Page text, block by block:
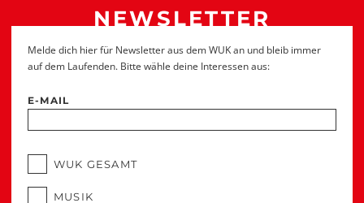
NEWSLETTER
Melde dich hier für Newsletter aus dem WUK an und bleib immer
auf dem Laufenden. Bitte wähle deine Interessen aus:
E-MAIL
WUK GESAMT
MUSIK